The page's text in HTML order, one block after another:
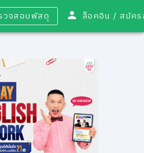
วจสอบพัสดุ ล็อคอิน /